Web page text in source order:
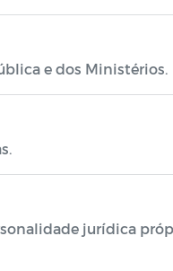
e dos Ministérios.
jurídica